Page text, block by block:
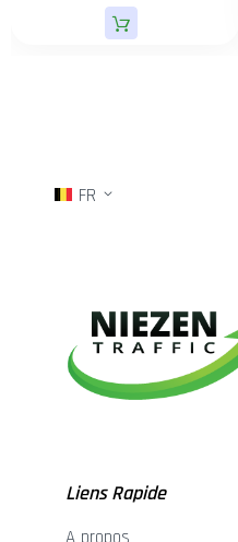
FR
Liens Rapide